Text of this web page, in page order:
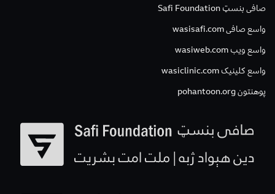
صافی بنسټ Safi Foundation
واسع صافی wasisafi.com
واسع ویب wasiweb.com
واسع کلینیک wasiclinic.com
پوهنتون pohantoon.org